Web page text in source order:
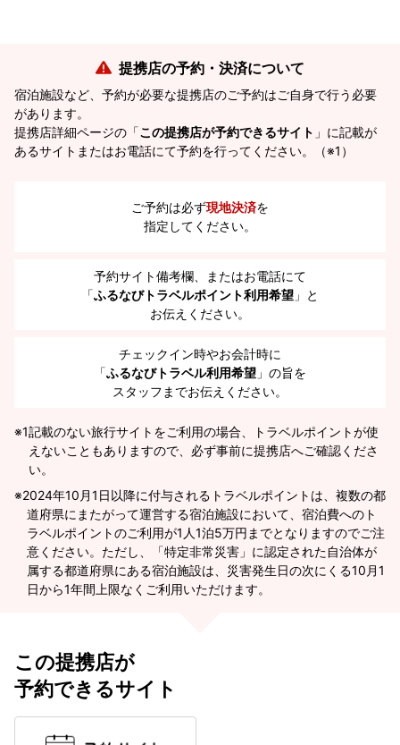
提携店の予約・決済について
宿泊施設など、予約が必要な提携店のご予約はご自身で行う必要
があります。
提携店詳細ページの「この提携店が予約できるサイト 」に記載が
あるサイトまたはお電話にて予約を行ってください。（※1）
ご予約は必ず現地決済を
指定してください。
予約サイト備考欄、またはお電話にて
「ふるなびトラベルポイント利用希望 」と
お伝えください。
チェックイン時やお会計時に
「ふるなびトラベル利用希望 」の旨を
スタッフまでお伝えください。
※1記載のない旅行サイトをご利用の場合、トラベルポイントが使
えないこともありますので、必ず事前に提携店へご確認くださ
い。
2024年10月1日以降に付与されるトラベルポイントは、複数の都
道府県にまたがって運営する宿泊施設において、宿泊費へのト
ラベルポイントのご利用が1人1泊5万円までとなりますのでご注
意ください。ただし、「特定非常災害」に認定された自治体が
属する都道府県にある宿泊施設は、災害発生日の次にくる10月1
日から1年間上限なくご利用いただけます。
この提携店が
予約できるサイト